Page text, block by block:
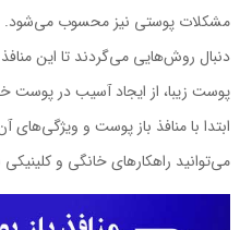
مشکلات پوستی نیز محسوب ‌می‌شود.
دنبال روش‌هایی ‌می‌گردند تا این
پوست زیبا، از ایجاد آسیب در پوست
ابتدا با منافذ باز پوست و ویژگی‌های
‌می‌توانید راهکارهای خانگی و کلینیکی